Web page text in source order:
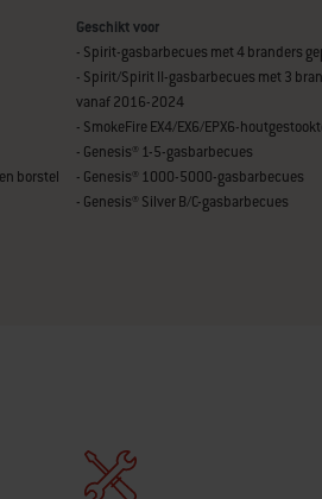
borstel
Geschikt voor
- Spirit-gasbarbecues met 4 branders
- Spirit/Spirit II-gasbarbecues met 3
vanaf 2016-2024
- SmokeFire EX4/EX6/EPX6-
- Genesis® 1-5-gasbarbecues
- Genesis® 1000-5000-gasbarbecues
- Genesis® Silver B/C-gasbarbecues